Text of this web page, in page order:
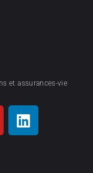
et assurances-vie